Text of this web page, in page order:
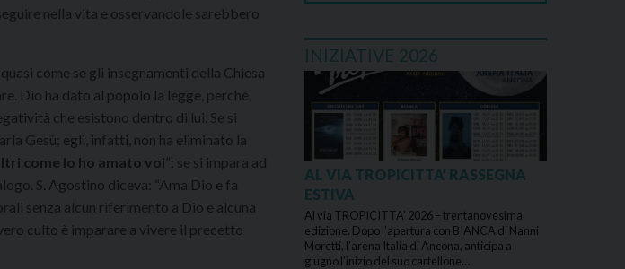
nella vita e osservandole sarebbero
come se gli insegnamenti della Chiesa
Dio ha dato al popolo la legge, perché,
che esistono dentro di lui. Se si
Gesù; egli, infatti, non ha eliminato la
come Io ho amato voi”: se si impara ad
S. Agostino diceva: “Ama Dio e fa
senza alcun riferimento a Dio e alcuna
culto è imparare a vivere il precetto
INIZIATIVE 2026
AL VIA TROPICITTA’ RASSEGNA
ESTIVA
Al via TROPICITTA’ 2026 – trentanovesima
edizione. Dopo l’apertura con BIANCA di Nanni
Moretti, l’arena Italia di Ancona, anticipa a
giugno l’inizio del suo cartellone…